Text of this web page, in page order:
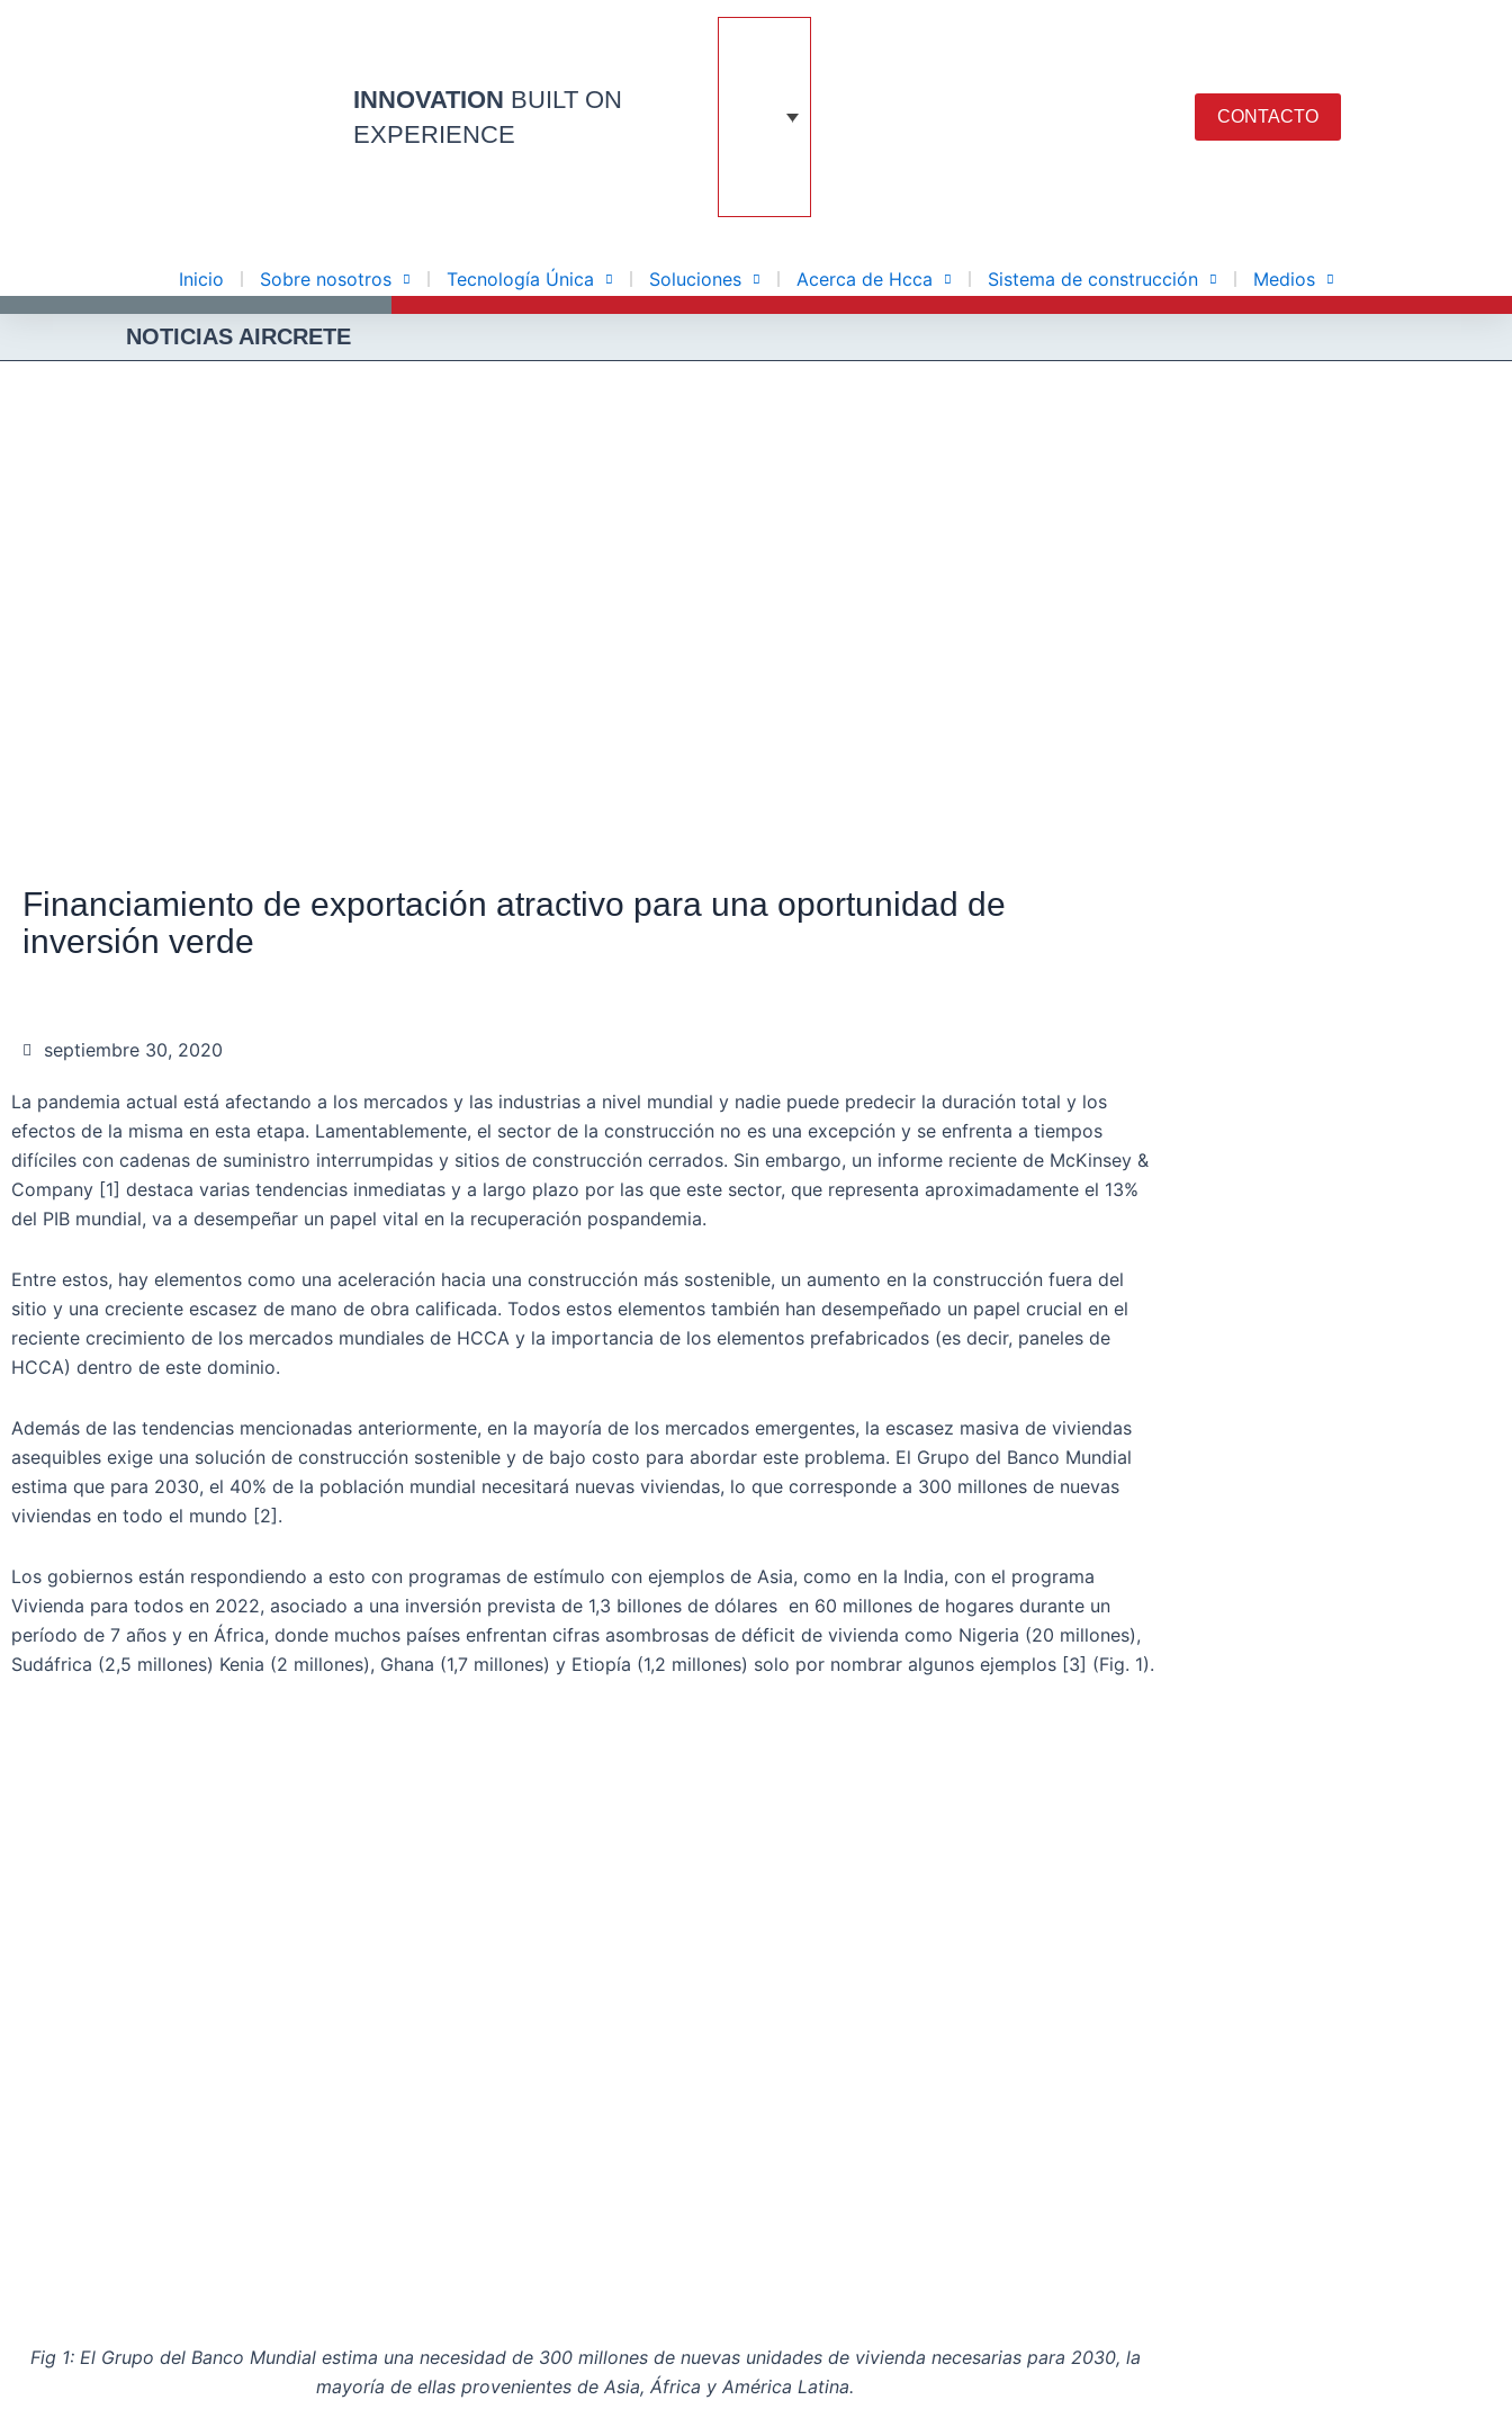
INNOVATION BUILT ON
EXPERIENCE
CONTACTO
Inicio Sobre nosotros Tecnología Única Soluciones Acerca de Hcca Sistema de construcción Medios
NOTICIAS AIRCRETE
Financiamiento de exportación atractivo para una oportunidad de
inversión verde
septiembre 30, 2020
La pandemia actual está afectando a los mercados y las industrias a nivel mundial y nadie puede predecir la duración total y los
efectos de la misma en esta etapa. Lamentablemente, el sector de la construcción no es una excepción y se enfrenta a tiempos
difíciles con cadenas de suministro interrumpidas y sitios de construcción cerrados. Sin embargo, un informe reciente de McKinsey &
Company [1] destaca varias tendencias inmediatas y a largo plazo por las que este sector, que representa aproximadamente el 13%
del PIB mundial, va a desempeñar un papel vital en la recuperación pospandemia.
Entre estos, hay elementos como una aceleración hacia una construcción más sostenible, un aumento en la construcción fuera del
sitio y una creciente escasez de mano de obra calificada. Todos estos elementos también han desempeñado un papel crucial en el
reciente crecimiento de los mercados mundiales de HCCA y la importancia de los elementos prefabricados (es decir, paneles de
HCCA) dentro de este dominio.
Además de las tendencias mencionadas anteriormente, en la mayoría de los mercados emergentes, la escasez masiva de viviendas
asequibles exige una solución de construcción sostenible y de bajo costo para abordar este problema. El Grupo del Banco Mundial
estima que para 2030, el 40% de la población mundial necesitará nuevas viviendas, lo que corresponde a 300 millones de nuevas
viviendas en todo el mundo [2].
Los gobiernos están respondiendo a esto con programas de estímulo con ejemplos de Asia, como en la India, con el programa
Vivienda para todos en 2022, asociado a una inversión prevista de 1,3 billones de dólares en 60 millones de hogares durante un
período de 7 años y en África, donde muchos países enfrentan cifras asombrosas de déficit de vivienda como Nigeria (20 millones),
Sudáfrica (2,5 millones) Kenia (2 millones), Ghana (1,7 millones) y Etiopía (1,2 millones) solo por nombrar algunos ejemplos [3] (Fig. 1).
Fig 1: El Grupo del Banco Mundial estima una necesidad de 300 millones de nuevas unidades de vivienda necesarias para 2030, la
mayoría de ellas provenientes de Asia, África y América Latina.